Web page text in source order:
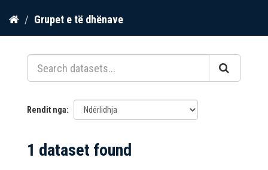
Kalo
përmbajtja
Grupet e të dhënave
Rendit nga
1 dataset found